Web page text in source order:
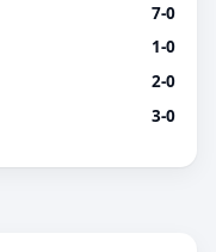
7-0
1-0
2-0
3-0